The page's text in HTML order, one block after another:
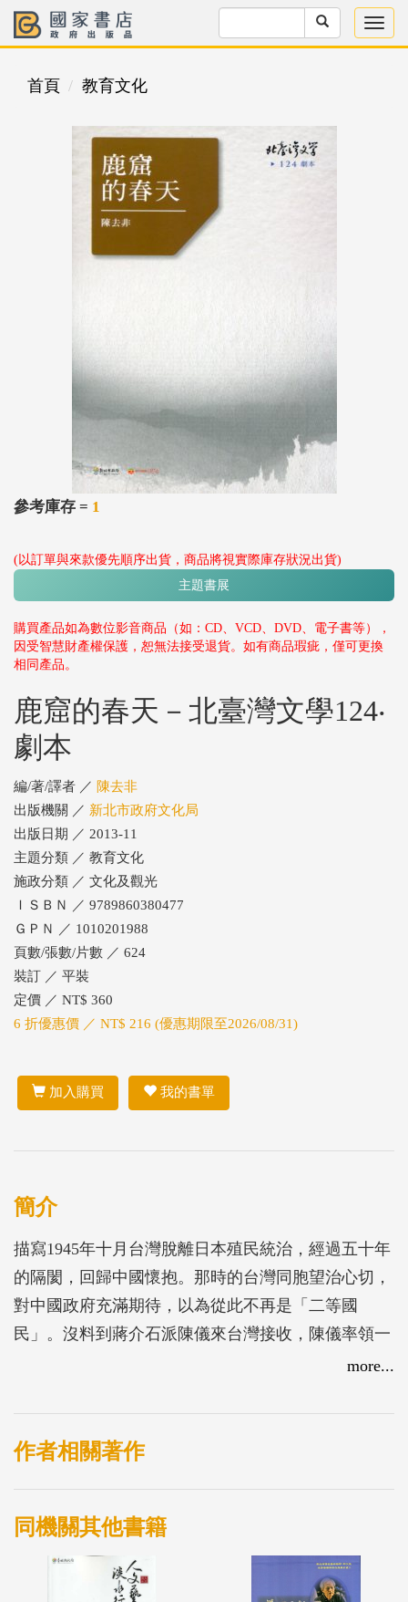
首頁 教育文化
參考庫存 = 1
(以訂單與來款優先順序出貨，商品將視實際庫存狀況出貨)
主題書展
購買產品如為數位影音商品（如：CD、VCD、DVD、電子書等），
因受智慧財產權保護，恕無法接受退貨。如有商品瑕疵，僅可更換
相同產品。
鹿窟的春天－北臺灣文學124‧
劇本
編/著/譯者 ／ 陳去非
出版機關 ／ 新北市政府文化局
出版日期 ／ 2013-11
主題分類 ／ 教育文化
施政分類 ／ 文化及觀光
ＩＳＢＮ ／ 9789860380477
ＧＰＮ ／ 1010201988
頁數/張數/片數 ／ 624
裝訂 ／ 平裝
定價 ／ NT$ 360
6 折優惠價 ／ NT$ 216 (優惠期限至2026/08/31)
加入購買 我的書單
簡介
描寫1945年十月台灣脫離日本殖民統治，經過五十年
的隔閡，回歸中國懷抱。那時的台灣同胞望治心切，
對中國政府充滿期待，以為從此不再是「二等國
民」。沒料到蔣介石派陳儀來台灣接收，陳儀率領一
群觀念腐敗的文武官員，以「戰勝者」的姿態前來，
「接收」演變成「劫收」，文武官員趁機中飽私囊，
加上來台的軍隊紀律渙散，軍民磨擦和省籍矛盾越演
數萬。
more...
作者相關著作
同機關其他書籍